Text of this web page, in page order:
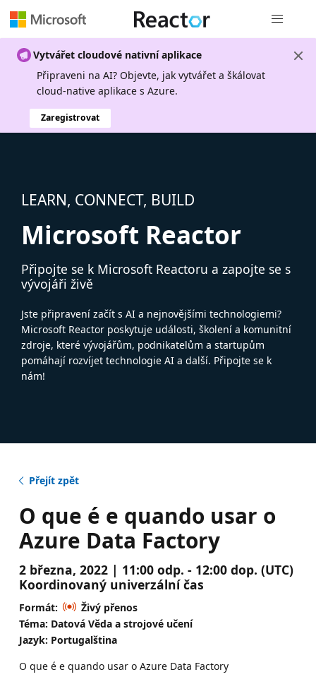
Vytvářet cloudové nativní aplikace
Připraveni na AI? Objevte, jak vytvářet a škálovat
cloud-native aplikace s Azure.
Zaregistrovat
LEARN, CONNECT, BUILD
Microsoft Reactor
Připojte se k Microsoft Reactoru a zapojte se s
vývojáři živě
Jste připravení začít s AI a nejnovějšími technologiemi?
Microsoft Reactor poskytuje události, školení a komunitní
zdroje, které vývojářům, podnikatelům a startupům
pomáhají rozvíjet technologie AI a další. Připojte se k
nám!
Přejít zpět
O que é e quando usar o
Azure Data Factory
2 března, 2022 | 11:00 odp. - 12:00 dop. (UTC)
Koordinovaný univerzální čas
Formát:
Živý přenos
Téma: Datová Věda a strojové učení
Jazyk: Portugalština
O que é e quando usar o Azure Data Factory